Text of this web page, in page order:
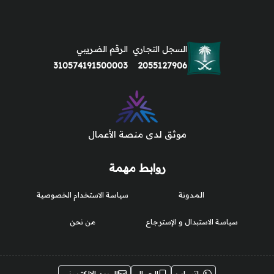
روابط مهمة
المدونة
سياسة الاستبدال و الإسترجاع
سياسة الاستخدام الخصوصية
من نحن
السجل التجاري
2055127906
الرقم الضريبي
310574191500003
موثق لدى منصة الأعمال